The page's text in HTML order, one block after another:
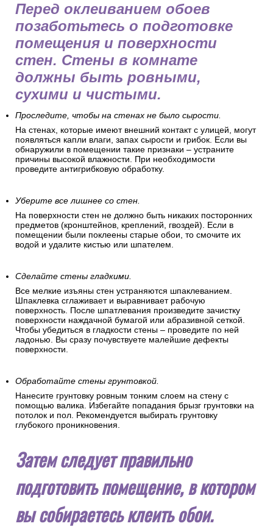
Перед оклеиванием обоев
позаботьтесь о подготовке
помещения и поверхности
стен. Стены в комнате
должны быть ровными,
сухими и чистыми.
Проследите, чтобы на стенах не было сырости.
На стенах, которые имеют внешний контакт с улицей, могут
появляться капли влаги, запах сырости и грибок. Если вы
обнаружили в помещении такие признаки – устраните
причины высокой влажности. При необходимости
проведите антигрибковую обработку.
Уберите все лишнее со стен.
На поверхности стен не должно быть никаких посторонних
предметов (кронштейнов, креплений, гвоздей). Если в
помещении были поклеены старые обои, то смочите их
водой и удалите кистью или шпателем.
Сделайте стены гладкими.
Все мелкие изъяны стен устраняются шпаклеванием.
Шпаклевка сглаживает и выравнивает рабочую
поверхность. После шпатлевания произведите зачистку
поверхности наждачной бумагой или абразивной сеткой.
Чтобы убедиться в гладкости стены – проведите по ней
ладонью. Вы сразу почувствуете малейшие дефекты
поверхности.
Обработайте стены грунтовкой.
Нанесите грунтовку ровным тонким слоем на стену с
помощью валика. Избегайте попадания брызг грунтовки на
потолок и пол. Рекомендуется выбирать грунтовку
глубокого проникновения.
Затем следует правильно
подготовить помещение, в котором
вы собираетесь клеить обои.